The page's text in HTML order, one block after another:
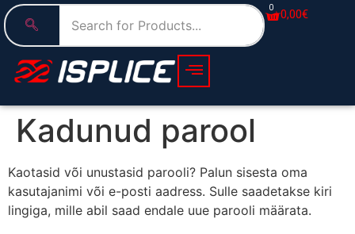
0,00€
0
Kadunud parool
Kaotasid või unustasid parooli? Palun sisesta oma
kasutajanimi või e-posti aadress. Sulle saadetakse kiri
lingiga, mille abil saad endale uue parooli määrata.